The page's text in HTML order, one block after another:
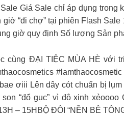
Giá Sale chỉ áp dụng trong
giờ “đi chợ” tại phiên Flash
giờ quy định Số lượng Sản
cùng ĐẠI TIỆC MÙA HÈ với
ơiii Lên dây cót chuẩn bị
son “đổ gục” vì độ xinh
– 15HBỘ ĐÔI “NỀN BÊ